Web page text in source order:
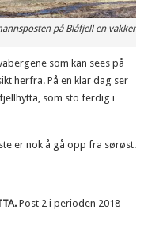
på Blåfjell en vakker
som kan sees på
herfra. På en klar dag ser
som sto ferdig i
er nok å gå opp fra sørøst.
Post 2 i perioden 2018-